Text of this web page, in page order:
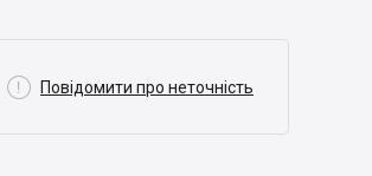
 Повідомити про неточність